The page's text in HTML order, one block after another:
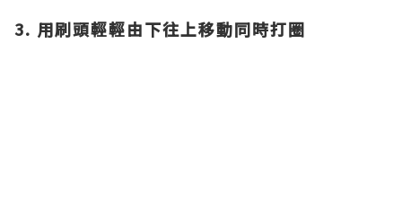
3. 用刷頭輕輕由下往上移動同時打圈